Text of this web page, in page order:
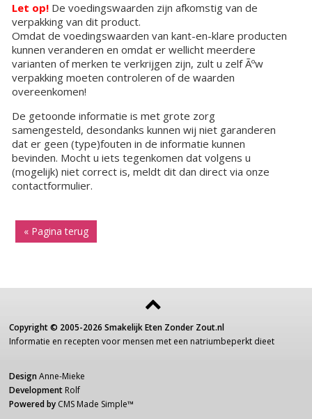
Let op! De voedingswaarden zijn afkomstig van de
verpakking van dit product.
Omdat de voedingswaarden van kant-en-klare producten
kunnen veranderen en omdat er wellicht meerdere
varianten of merken te verkrijgen zijn, zult u zelf Ãºw
verpakking moeten controleren of de waarden
overeenkomen!
De getoonde informatie is met grote zorg
samengesteld, desondanks kunnen wij niet garanderen
dat er geen (type)fouten in de informatie kunnen
bevinden. Mocht u iets tegenkomen dat volgens u
(mogelijk) niet correct is, meldt dit dan direct via onze
contactformulier.
« Pagina terug
Copyright © 2005-2026 Smakelijk Eten Zonder Zout.nl
Informatie en recepten voor mensen met een natriumbeperkt dieet
Design Anne-Mieke
Development Rolf
Powered by CMS Made Simple™